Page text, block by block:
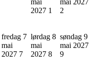
2027 1
2
fredag 7
mai
2027 7
lørdag 8
mai
2027 8
søndag 9
mai 2027
9